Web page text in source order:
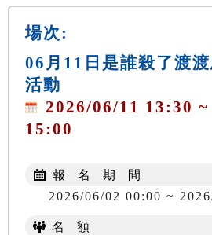
場次:
06月11日是誰殺了渡
活動
2026/06/11 13:30 ~
15:00
報 名 期 間
2026/06/02 00:00 ~
名 額